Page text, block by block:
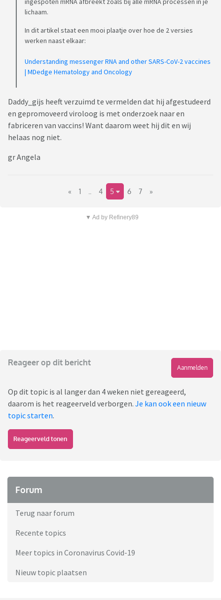
lichaam.
In dit artikel staat een mooi plaatje over hoe de 2 versies
werken naast elkaar:
Understanding messenger RNA and other SARS-CoV-2 vaccines
| MDedge Hematology and Oncology
Daddy_gijs heeft verzuimd te vermelden dat hij afgestudeerd
en gepromoveerd viroloog is met onderzoek naar en
fabriceren van vaccins! Want daarom weet hij dit en wij
helaas nog niet.
gr Angela
« 1 4 5 6 7 »
▼ Ad by Refinery89
Reageer op dit bericht
Aanmelden
Op dit topic is al langer dan 4 weken niet gereageerd,
daarom is het reageerveld verborgen. Je kan ook een nieuw
topic starten.
Reageerveld tonen
Forum
Terug naar forum
Recente topics
Meer topics in Coronavirus Covid-19
Nieuw topic plaatsen